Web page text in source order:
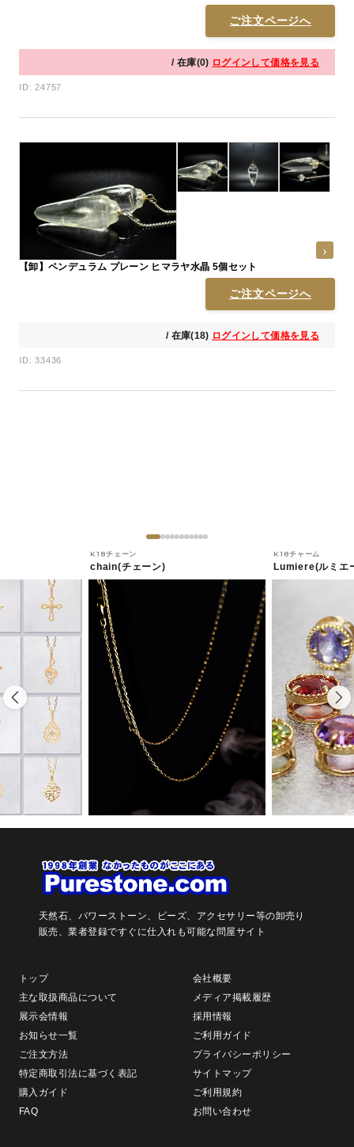
ご注文ページへ
/ 在庫(0) ログインして価格を見る
ID: 24757
【卸】ペンデュラム プレーン ヒマラヤ水晶 5個セット
ご注文ページへ
/ 在庫(18) ログインして価格を見る
ID: 33436
K18チェーン
chain(チェーン)
K18チャーム
Lumiere(ルミエ
天然石、パワーストーン、ビーズ、アクセサリー等の卸売り
販売、業者登録ですぐに仕入れも可能な問屋サイト
トップ
会社概要
主な取扱商品について
メディア掲載履歴
展示会情報
採用情報
お知らせ一覧
ご利用ガイド
ご注文方法
プライバシーポリシー
特定商取引法に基づく表記
サイトマップ
購入ガイド
ご利用規約
FAQ
お問い合わせ